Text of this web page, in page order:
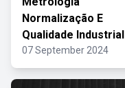
Normalização E
Qualidade Industrial
07 September 2024